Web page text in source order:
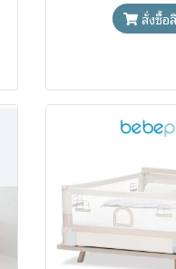
สั่งซื้อ